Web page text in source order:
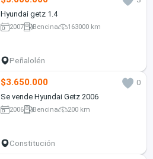
Hyundai getz 1.4
2007 Bencina 163000 km
Peñalolén
$3.650.000
0
Se vende Hyundai Getz 2006
2006 Bencina 200 km
Constitución